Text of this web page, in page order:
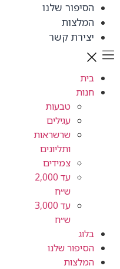
הסיפור שלנו
המלצות
יצירת קשר
בית
חנות
טבעות
עגילים
שרשראות
ותליונים
צמידים
עד 2,000
ש״ח
עד 3,000
ש״ח
בלוג
הסיפור שלנו
המלצות